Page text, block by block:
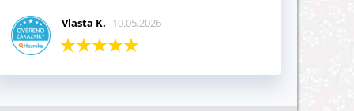
Vlasta K. 10.05.2026